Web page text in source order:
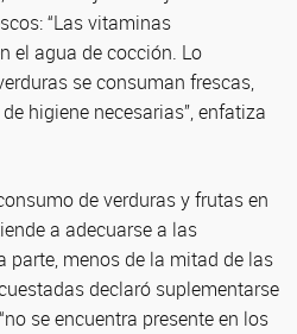
“Las vitaminas
el agua de cocción. Lo
se consuman frescas,
higiene necesarias”, enfatiza
de verduras y frutas en
a adecuarse a las
parte, menos de la mitad de las
declaró suplementarse
se encuentra presente en los